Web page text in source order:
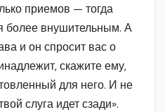
приемов — тогда
более внушительным. А
и он спросит вас о
скажите ему,
для него. И не
слуга идет сзади».